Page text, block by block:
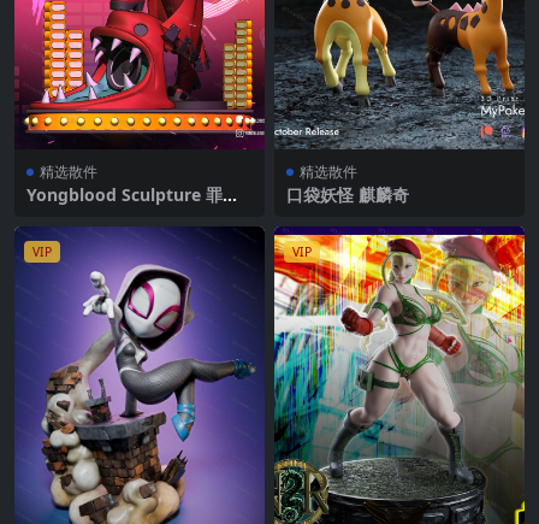
精选散件
Yongblood Sculpture 罪恶
精选散件
口袋妖怪 麒麟奇
VIP VIP